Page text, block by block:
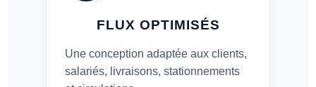
FLUX OPTIMISÉS
Une conception adaptée aux clients,
salariés, livraisons, stationnements